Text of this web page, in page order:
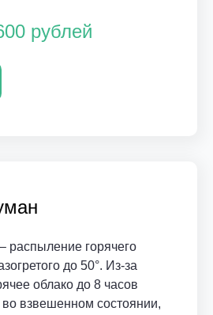
рублей
распыление горячего
до 50°. Из-за
облако до 8 часов
взвешенном состоянии,